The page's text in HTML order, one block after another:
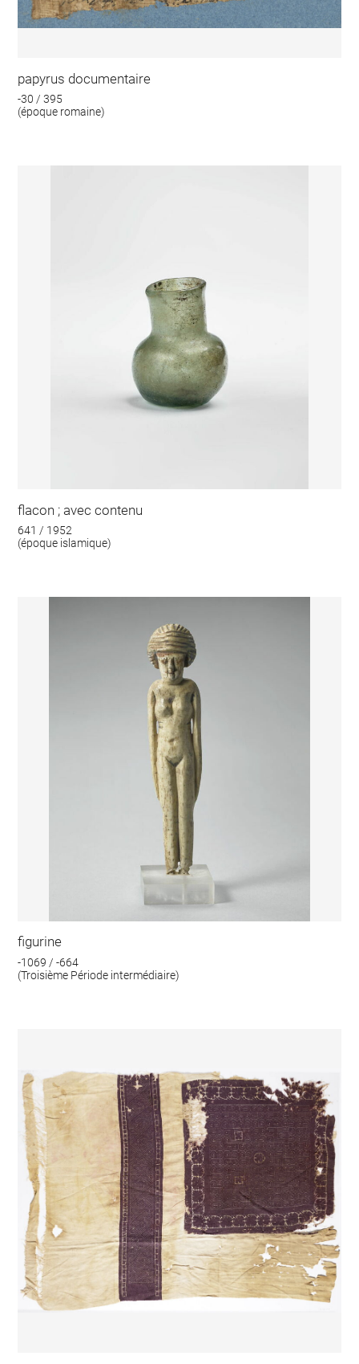
papyrus documentaire
-30 / 395
(époque romaine)
flacon ; avec contenu
641 / 1952
(époque islamique)
figurine
-1069 / -664
(Troisième Période intermédiaire)